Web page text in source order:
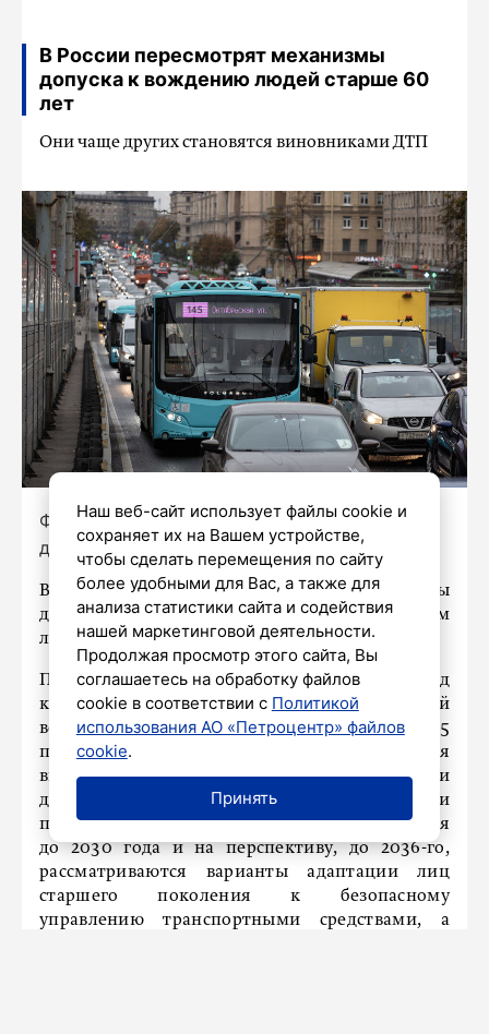
В России пересмотрят механизмы
допуска к вождению людей старше 60
лет
Они чаще других становятся виновниками ДТП
Фото: Дмитрий Фуфаев/«Петербургский
дневник»
В России хотят пересмотреть механизмы
допуска к управлению транспортным средством
лиц старше 60 лет, передает ТАСС.
По данным статистики, с 2007 по 2024 год
количество ДТП по вине водителей этой
возрастной группы увеличилось на 25
процентов. Они наиболее часто становятся
виновниками ДТП по сравнению с водителями
другой возрастной группы. В проекте Стратегии
повышения безопасности дорожного движения
до 2030 года и на перспективу, до 2036-го,
рассматриваются варианты адаптации лиц
старшего поколения к безопасному
управлению транспортными средствами, а
Наш веб-сайт использует файлы cookie и
сохраняет их на Вашем устройстве,
чтобы сделать перемещения по сайту
более удобными для Вас, а также для
анализа статистики сайта и содействия
нашей маркетинговой деятельности.
Продолжая просмотр этого сайта, Вы
соглашаетесь на обработку файлов
cookie в соответствии с Политикой
использования АО «Петроцентр» файлов
cookie.
Принять